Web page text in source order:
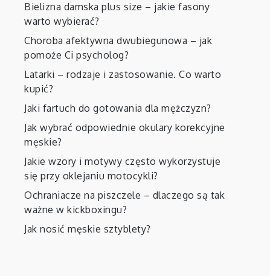
Bielizna damska plus size – jakie fasony
warto wybierać?
Choroba afektywna dwubiegunowa – jak
pomoże Ci psycholog?
Latarki – rodzaje i zastosowanie. Co warto
kupić?
Jaki fartuch do gotowania dla mężczyzn?
Jak wybrać odpowiednie okulary korekcyjne
męskie?
Jakie wzory i motywy często wykorzystuje
się przy oklejaniu motocykli?
Ochraniacze na piszczele – dlaczego są tak
ważne w kickboxingu?
Jak nosić męskie sztyblety?